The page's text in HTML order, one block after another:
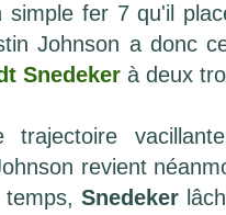
simple fer 7 qu'il
Johnson a donc
Snedeker à deux
revient
Snedeker